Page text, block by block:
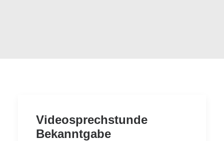
Videosprechstunde
Bekanntgabe